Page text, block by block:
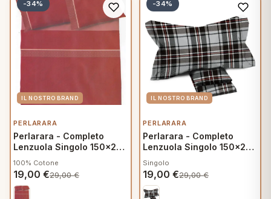
-34%
PERLARARA
Perlarara - Completo
Lenzuola Singolo 150x295
V908
100% Cotone
19,00 €29,00€
-34%
PERLARARA
Perlarara - Completo
Lenzuola Singolo 150x280
C251
Singolo
19,00 €29,00€